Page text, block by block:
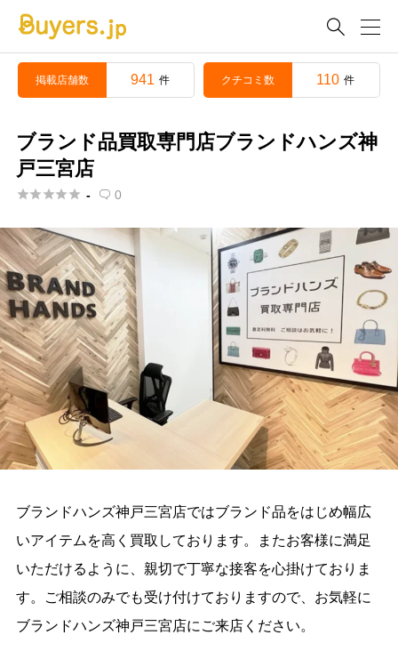

掲載店舗数 941 件 クチコミ数 110 件
ブランド品買取専門店ブランドハンズ神
戸三宮店
 -  0
ブランドハンズ神戸三宮店ではブランド品をはじめ幅広
いアイテムを高く買取しております。またお客様に満足
いただけるように、親切で丁寧な接客を心掛けておりま
す。ご相談のみでも受け付けておりますので、お気軽に
ブランドハンズ神戸三宮店にご来店ください。